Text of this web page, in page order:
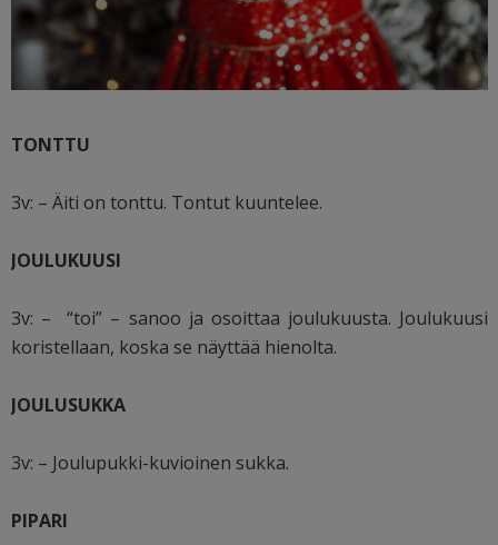
TONTTU
3v: – Äiti on tonttu. Tontut kuuntelee.
JOULUKUUSI
3v: – “toi” – sanoo ja osoittaa joulukuusta. Joulukuusi
koristellaan, koska se näyttää hienolta.
JOULUSUKKA
3v: – Joulupukki-kuvioinen sukka.
PIPARI